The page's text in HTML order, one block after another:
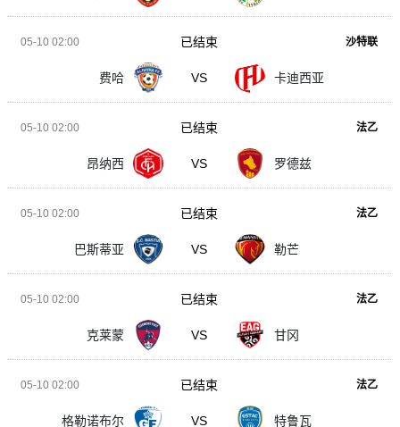
05-10 02:00 沙特联
费哈 VS 卡迪西亚
已结束
05-10 02:00 法乙
昂纳西 VS 罗德兹
已结束
05-10 02:00 法乙
巴斯蒂亚 VS 勒芒
已结束
05-10 02:00 法乙
克莱蒙 VS 甘冈
已结束
05-10 02:00 法乙
格勒诺布尔 VS 特鲁瓦
已结束